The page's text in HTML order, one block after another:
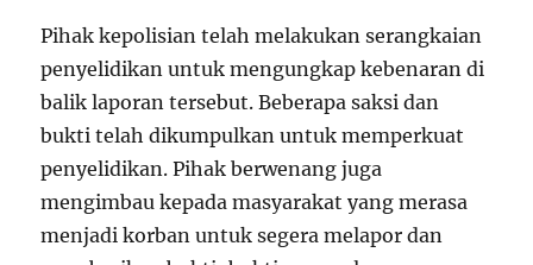
Pihak kepolisian telah melakukan serangkaian
penyelidikan untuk mengungkap kebenaran di
balik laporan tersebut. Beberapa saksi dan
bukti telah dikumpulkan untuk memperkuat
penyelidikan. Pihak berwenang juga
mengimbau kepada masyarakat yang merasa
menjadi korban untuk segera melapor dan